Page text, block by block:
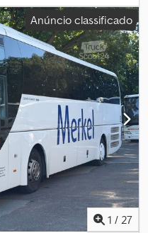
, tipo de engrenagem:
12, classe de emissão:Euro
, Equipamento:ABS,
de
, = Outras opções e
- Espelhos aquecidos -
freio - Bancos com
CD - Farol rotativo -
- Iluminação de xenônio
6x4 Euro 6 Suspensão por
12 velocidades Apenas
2 eixos De Buf 12 m³ Eixos
bom estado! Pronto para uso
gerais Ano de
Transmissão
ZF, 12 velocidades,
Anúncio classificado
1 / 27